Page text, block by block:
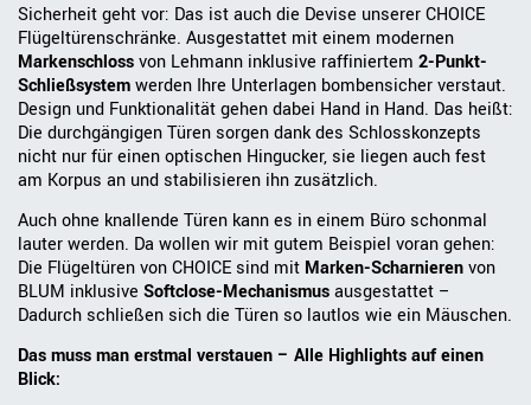
Sicherheit geht vor: Das ist auch die Devise unserer CHOICE
Flügeltürenschränke. Ausgestattet mit einem modernen
Markenschlossvon Lehmann inklusive raffiniertem 2-Punkt-
Schließsystemwerden Ihre Unterlagen bombensicher verstaut.
Design und Funktionalität gehen dabei Hand in Hand. Das heißt:
Die durchgängigen Türen sorgen dank des Schlosskonzepts
nicht nur für einen optischen Hingucker, sie liegen auch fest
am Korpus an und stabilisieren ihn zusätzlich.
Auch ohne knallende Türen kann es in einem Büro schonmal
lauter werden. Da wollen wir mit gutem Beispiel voran gehen:
Die Flügeltüren von CHOICE sind mit Marken-Scharnierenvon
BLUM inklusive Softclose-Mechanismusausgestattet –
Dadurch schließen sich die Türen so lautlos wie ein Mäuschen.
Das muss man erstmal verstauen – Alle Highlights auf einen
Blick: